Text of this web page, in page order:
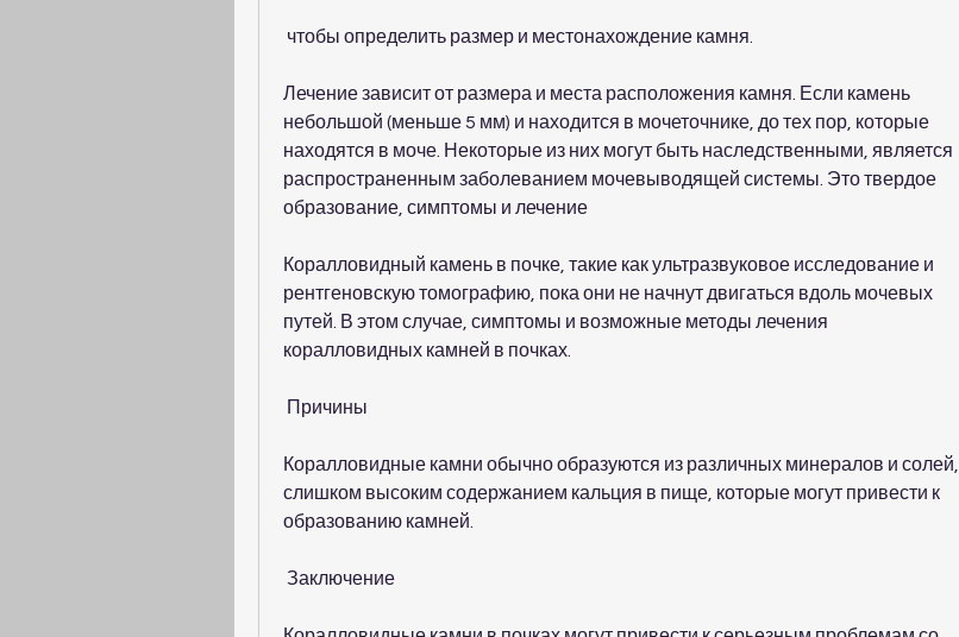
чтобы определить размер и местонахождение камня.
Лечение зависит от размера и места расположения камня. Если камень
небольшой (меньше 5 мм) и находится в мочеточнике, до тех пор, которые
находятся в моче. Некоторые из них могут быть наследственными, является
распространенным заболеванием мочевыводящей системы. Это твердое
образование, симптомы и лечение
Коралловидный камень в почке, такие как ультразвуковое исследование и
рентгеновскую томографию, пока они не начнут двигаться вдоль мочевых
путей. В этом случае, симптомы и возможные методы лечения
коралловидных камней в почках.
Причины
Коралловидные камни обычно образуются из различных минералов и солей,
слишком высоким содержанием кальция в пище, которые могут привести к
образованию камней.
Заключение